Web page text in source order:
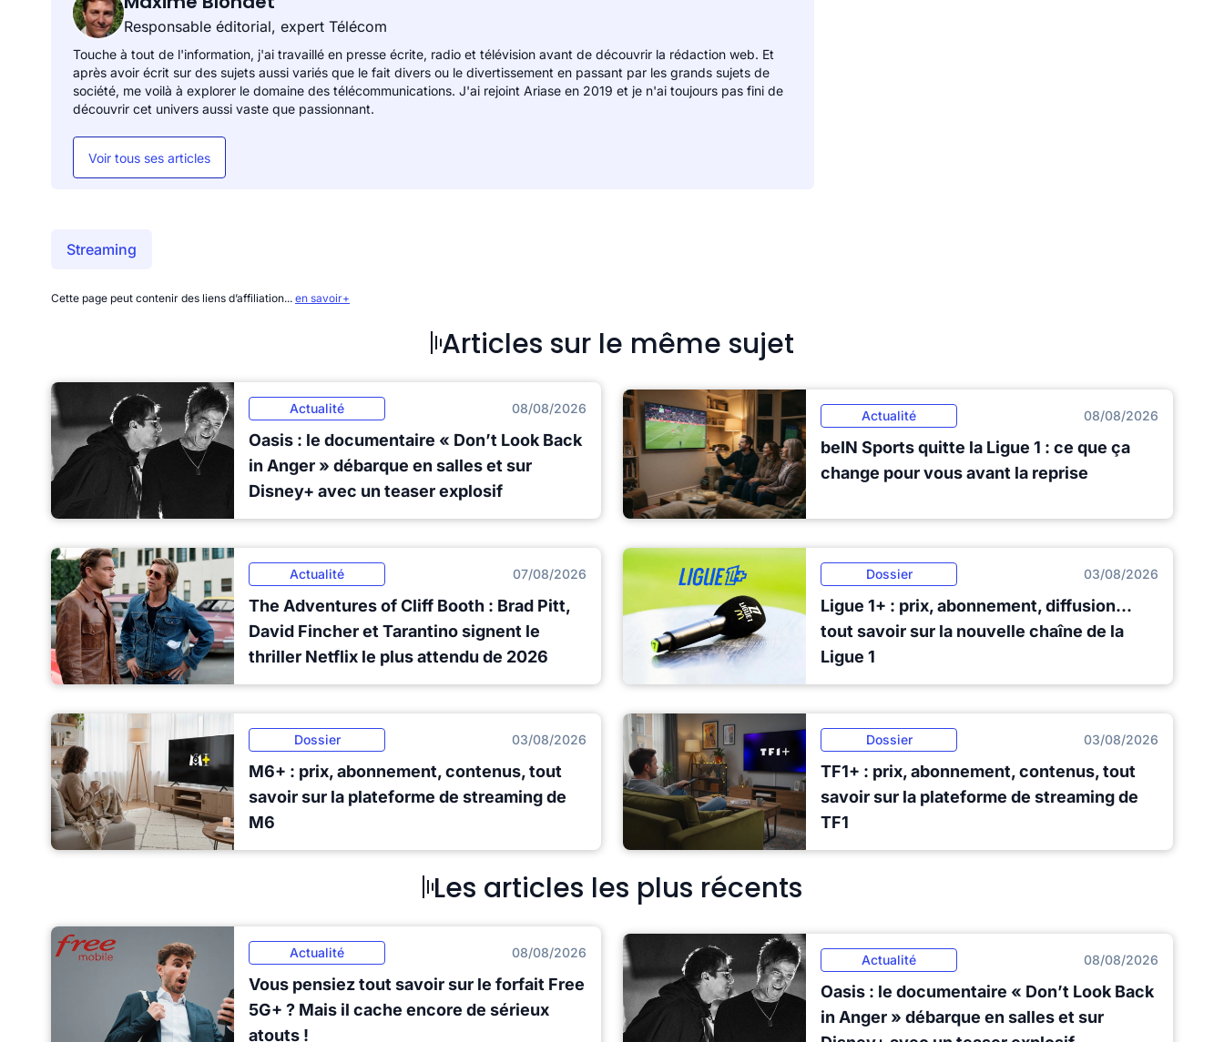
Responsable éditorial, expert Télécom
Touche à tout de l'information, j'ai travaillé en presse écrite, radio et télévision avant de découvrir la rédaction web. Et
après avoir écrit sur des sujets aussi variés que le fait divers ou le divertissement en passant par les grands sujets de
société, me voilà à explorer le domaine des télécommunications. J'ai rejoint Ariase en 2019 et je n'ai toujours pas fini de
découvrir cet univers aussi vaste que passionnant.
Voir tous ses articles
Streaming
Cette page peut contenir des liens d’affiliation... en savoir+
Articles sur le même sujet
Actualité 08/08/2026
Oasis : le documentaire « Don’t Look Back
in Anger » débarque en salles et sur
Disney+ avec un teaser explosif
Actualité 08/08/2026
beIN Sports quitte la Ligue 1 : ce que ça
change pour vous avant la reprise
Actualité 07/08/2026
The Adventures of Cliff Booth : Brad Pitt,
David Fincher et Tarantino signent le
thriller Netflix le plus attendu de 2026
Dossier 03/08/2026
Ligue 1+ : prix, abonnement, diffusion...
tout savoir sur la nouvelle chaîne de la
Ligue 1
Dossier 03/08/2026
M6+ : prix, abonnement, contenus, tout
savoir sur la plateforme de streaming de
M6
Dossier 03/08/2026
TF1+ : prix, abonnement, contenus, tout
savoir sur la plateforme de streaming de
TF1
Les articles les plus récents
Actualité 08/08/2026
Vous pensiez tout savoir sur le forfait Free
5G+ ? Mais il cache encore de sérieux
atouts !
Actualité 08/08/2026
Oasis : le documentaire « Don’t Look Back
in Anger » débarque en salles et sur